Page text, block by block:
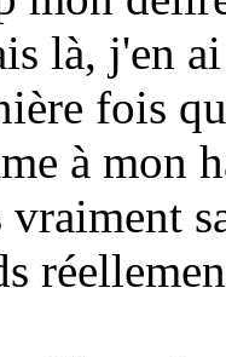
là, j'en
fois
à mon
vraiment